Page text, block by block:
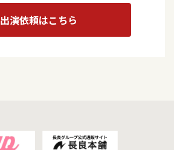
出演依頼はこちら